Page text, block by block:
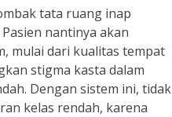
tata ruang inap
nantinya akan
mulai dari kualitas tempat
stigma kasta dalam
Dengan sistem ini, tidak
kelas rendah, karena